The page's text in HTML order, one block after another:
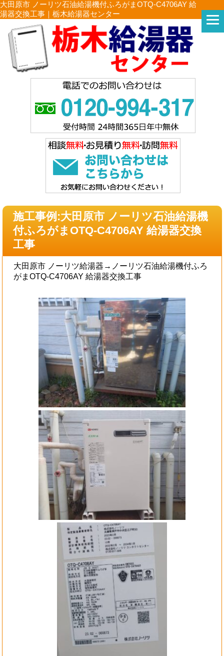
大田原市 ノーリツ石油給湯機付ふろがまOTQ-C4706AY 給
湯器交換工事｜栃木給湯器センター
施工事例:大田原市 ノーリツ石油給湯機
付ふろがまOTQ-C4706AY 給湯器交換
工事
大田原市 ノーリツ給湯器→ノーリツ石油給湯機付ふろ
がまOTQ-C4706AY 給湯器交換工事